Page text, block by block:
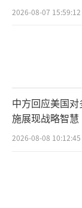
2026-08-07 15:59:12
中方回应美国
施展现战略智慧
2026-08-08 10:12:45